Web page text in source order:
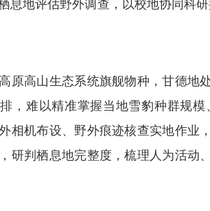
息地评估野外调查，以校地协同科
高山生态系统旗舰物种，甘德地
，难以精准掌握当地雪豹种群规
相机布设、野外痕迹核查实地作业
研判栖息地完整度，梳理人为活动